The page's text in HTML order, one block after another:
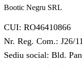
Bootic Negru SRL
CUI: RO46410866
Nr. Reg. Com.: J26/
Sediu social: Bld.